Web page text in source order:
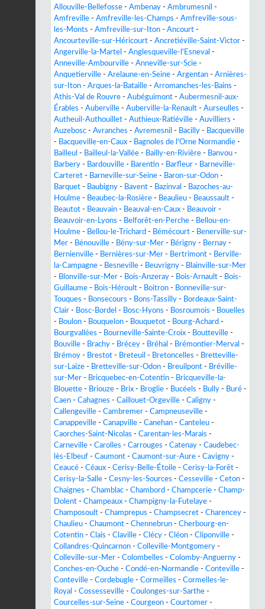
Allouville-Bellefosse - Ambenay - Ambrumesnil -
Amfreville - Amfreville-les-Champs - Amfreville-sous-
les-Monts - Amfreville-sur-Iton - Ancourt -
Ancourteville-sur-Héricourt - Ancretiéville-Saint-Victor -
Angerville-la-Martel - Anglesqueville-l'Esneval -
Anneville-Ambourville - Anneville-sur-Scie -
Anquetierville - Arelaune-en-Seine - Argentan - Arnières-
sur-Iton - Arques-la-Bataille - Arromanches-les-Bains -
Athis-Val de Rouvre - Aubéguimont - Aubermesnil-aux-
Érables - Auberville - Auberville-la-Renault - Aurseulles -
Autheuil-Authouillet - Authieux-Ratiéville - Auvilliers -
Auzebosc - Avranches - Avremesnil - Bacilly - Bacqueville
- Bacqueville-en-Caux - Bagnoles de l'Orne Normandie -
Bailleul - Bailleul-la-Vallée - Bailly-en-Rivière - Banvou -
Barbery - Bardouville - Barentin - Barfleur - Barneville-
Carteret - Barneville-sur-Seine - Baron-sur-Odon -
Barquet - Baubigny - Bavent - Bazinval - Bazoches-au-
Houlme - Beaubec-la-Rosière - Beaulieu - Beaussault -
Beautot - Beauvain - Beauval-en-Caux - Beauvoir -
Beauvoir-en-Lyons - Belforêt-en-Perche - Bellou-en-
Houlme - Bellou-le-Trichard - Bémécourt - Benerville-sur-
Mer - Bénouville - Bény-sur-Mer - Bérigny - Bernay -
Bernienville - Bernières-sur-Mer - Bertrimont - Berville-
la-Campagne - Besneville - Beuvrigny - Blainville-sur-Mer
- Blonville-sur-Mer - Bois-Anzeray - Bois-Arnault - Bois-
Guillaume - Bois-Héroult - Boitron - Bonneville-sur-
Touques - Bonsecours - Bons-Tassilly - Bordeaux-Saint-
Clair - Bosc-Bordel - Bosc-Hyons - Bosroumois - Bouelles
- Boulon - Bouquelon - Bouquetot - Bourg-Achard -
Bourgvallées - Bourneville-Sainte-Croix - Boutteville -
Bouville - Brachy - Brécey - Bréhal - Brémontier-Merval -
Brémoy - Brestot - Breteuil - Bretoncelles - Bretteville-
sur-Laize - Bretteville-sur-Odon - Breuilpont - Bréville-
sur-Mer - Bricquebec-en-Cotentin - Bricqueville-la-
Blouette - Briouze - Brix - Broglie - Bucéels - Bully - Buré -
Caen - Cahagnes - Caillouet-Orgeville - Caligny -
Callengeville - Cambremer - Campneuseville -
Canappeville - Canapville - Canehan - Canteleu -
Caorches-Saint-Nicolas - Carentan-les-Marais -
Carneville - Carolles - Carrouges - Catenay - Caudebec-
lès-Elbeuf - Caumont - Caumont-sur-Aure - Cavigny -
Ceaucé - Céaux - Cerisy-Belle-Étoile - Cerisy-la-Forêt -
Cerisy-la-Salle - Cesny-les-Sources - Cesseville - Ceton -
Chaignes - Chamblac - Chambord - Champcerie - Champ-
Dolent - Champeaux - Champigny-la-Futelaye -
Champosoult - Champrepus - Champsecret - Charencey -
Chaulieu - Chaumont - Chennebrun - Cherbourg-en-
Cotentin - Clais - Claville - Clécy - Cléon - Cliponville -
Collandres-Quincarnon - Colleville-Montgomery -
Colleville-sur-Mer - Colombelles - Colomby-Anguerny -
Conches-en-Ouche - Condé-en-Normandie - Conteville -
Conteville - Cordebugle - Cormeilles - Cormelles-le-
Royal - Cossesseville - Coulonges-sur-Sarthe -
Courcelles-sur-Seine - Courgeon - Courtomer -